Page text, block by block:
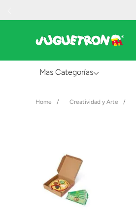
Mas Categorías
Figuras de Acción
Gadgets y Electrónicos
Creatividad y Arte